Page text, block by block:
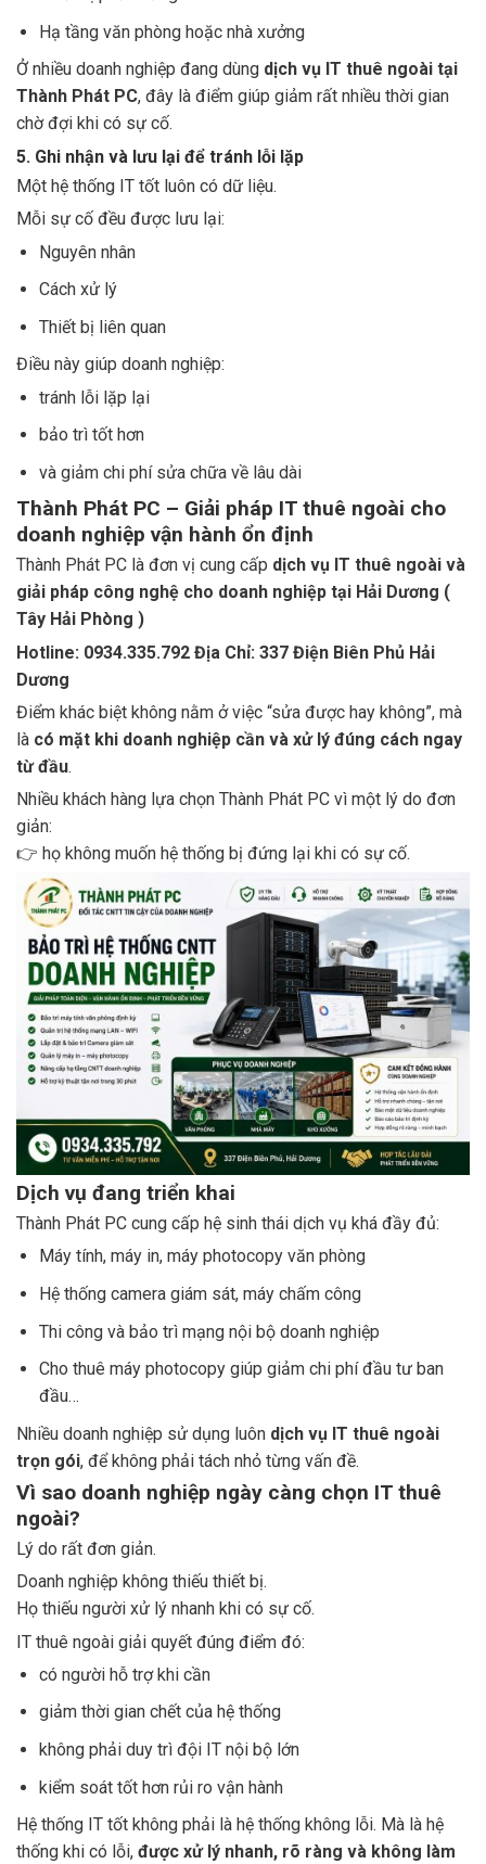
Hạ tầng văn phòng hoặc nhà xưởng
Ở nhiều doanh nghiệp đang dùng dịch vụ IT thuê ngoài tại
Thành Phát PC, đây là điểm giúp giảm rất nhiều thời gian
chờ đợi khi có sự cố.
5. Ghi nhận và lưu lại để tránh lỗi lặp
Một hệ thống IT tốt luôn có dữ liệu.
Mỗi sự cố đều được lưu lại:
Nguyên nhân
Cách xử lý
Thiết bị liên quan
Điều này giúp doanh nghiệp:
tránh lỗi lặp lại
bảo trì tốt hơn
và giảm chi phí sửa chữa về lâu dài
Thành Phát PC – Giải pháp IT thuê ngoài cho
doanh nghiệp vận hành ổn định
Thành Phát PC là đơn vị cung cấp dịch vụ IT thuê ngoài và
giải pháp công nghệ cho doanh nghiệp tại Hải Dương (
Tây Hải Phòng )
Hotline: 0934.335.792 Địa Chỉ: 337 Điện Biên Phủ Hải
Dương
Điểm khác biệt không nằm ở việc “sửa được hay không”, mà
là có mặt khi doanh nghiệp cần và xử lý đúng cách ngay
từ đầu.
Nhiều khách hàng lựa chọn Thành Phát PC vì một lý do đơn
giản:
👉 họ không muốn hệ thống bị đứng lại khi có sự cố.
Dịch vụ đang triển khai
Thành Phát PC cung cấp hệ sinh thái dịch vụ khá đầy đủ:
Máy tính, máy in, máy photocopy văn phòng
Hệ thống camera giám sát, máy chấm công
Thi công và bảo trì mạng nội bộ doanh nghiệp
Cho thuê máy photocopy giúp giảm chi phí đầu tư ban
đầu…
Nhiều doanh nghiệp sử dụng luôn dịch vụ IT thuê ngoài
trọn gói, để không phải tách nhỏ từng vấn đề.
Vì sao doanh nghiệp ngày càng chọn IT thuê
ngoài?
Lý do rất đơn giản.
Doanh nghiệp không thiếu thiết bị.
Họ thiếu người xử lý nhanh khi có sự cố.
IT thuê ngoài giải quyết đúng điểm đó:
có người hỗ trợ khi cần
giảm thời gian chết của hệ thống
không phải duy trì đội IT nội bộ lớn
kiểm soát tốt hơn rủi ro vận hành
Hệ thống IT tốt không phải là hệ thống không lỗi. Mà là hệ
thống khi có lỗi, được xử lý nhanh, rõ ràng và không làm